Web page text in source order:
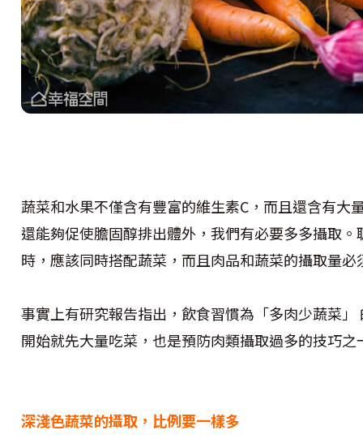
蔬菜和水果不僅含有豐富的維生素C，而且還含有大
還能夠促使膽固醇排出體外，我們有必要多多攝取
時，應該同時搭配蔬菜，而且肉品和蔬菜的攝取量必
事實上有研究報告指出，飲食習慣為「多肉少蔬菜
開始就先大量吃菜，也是預防肉類攝取過多的技巧之
深淺色蔬菜的攝取，比例要一樣多